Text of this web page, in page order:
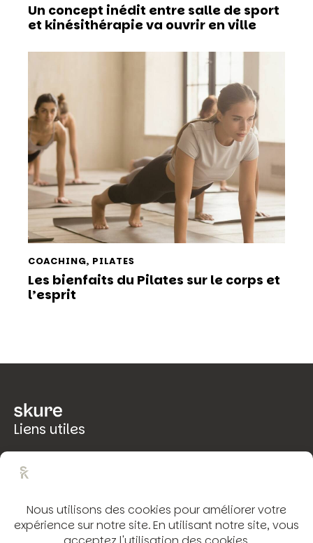
Un concept inédit entre salle de sport
et kinésithérapie va ouvrir en ville
COACHING, PILATES
Les bienfaits du Pilates sur le corps et
l’esprit
Liens utiles
Politique de confidentialité
Conditions Générales de Vente
Coordonnées